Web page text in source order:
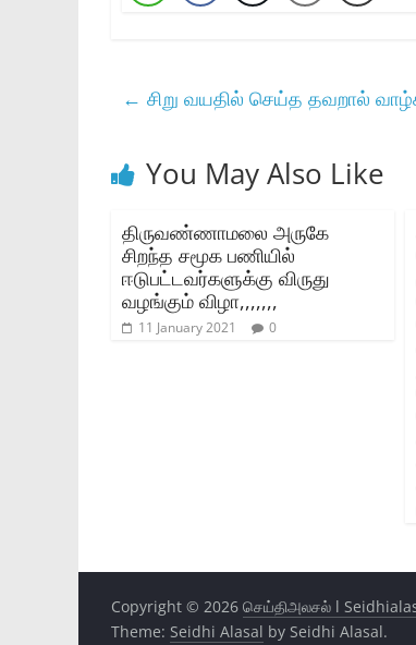
← சிறு வயதில் செய்த தவறால்
You May Also Like
திருவண்ணாமலை அருகே
சிறந்த சமூக பணியில்
ஈடுபட்டவர்களுக்கு விருது
வழங்கும் விழா,,,,,,,
11 January 2021 0
Copyright © 2026 செய்திஅலசல் l
Theme: Seidhi Alasal by Seidhi Alasal.